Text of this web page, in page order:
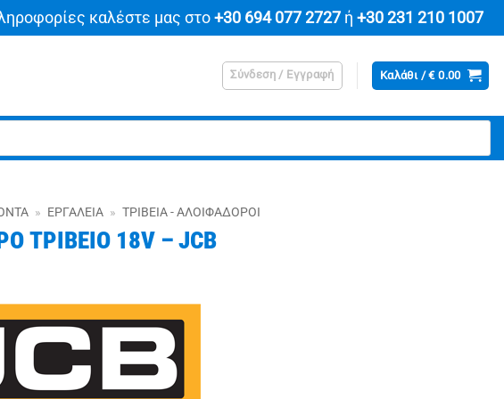
καλέστε μας στο +30 694 077 2727ή +30 231 210 1007
Σύνδεση / Εγγραφή Καλάθι /€0.00
» ΕΡΓΑΛΕΊΑ » ΤΡΙΒΕΊΑ - ΑΛΟΙΦΑΔΌΡΟΙ
ΤΡΙΒΕΙΟ 18V – JCB